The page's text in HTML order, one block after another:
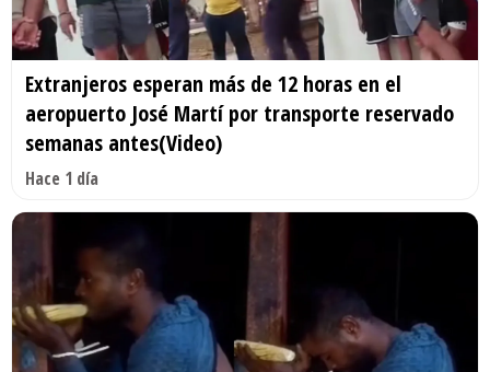
Extranjeros esperan más de 12 horas en el
aeropuerto José Martí por transporte reservado
semanas antes(Video)
Hace 1 día